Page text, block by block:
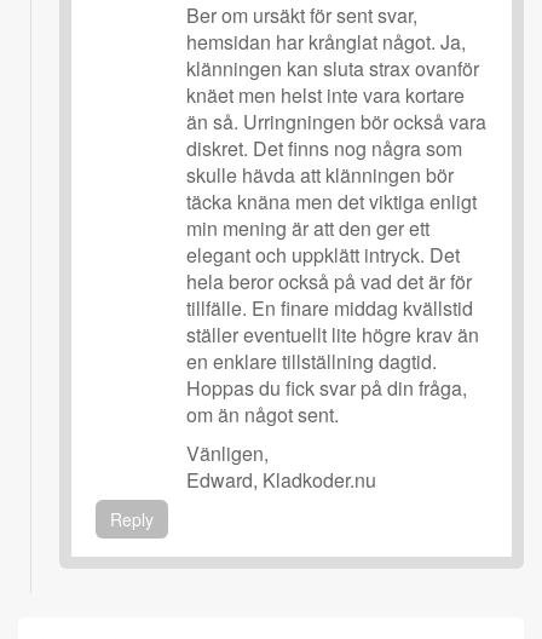
Ber om ursäkt för sent svar,
hemsidan har krånglat något. Ja,
klänningen kan sluta strax ovanför
knäet men helst inte vara kortare
än så. Urringningen bör också vara
diskret. Det finns nog några som
skulle hävda att klänningen bör
täcka knäna men det viktiga enligt
min mening är att den ger ett
elegant och uppklätt intryck. Det
hela beror också på vad det är för
tillfälle. En finare middag kvällstid
ställer eventuellt lite högre krav än
en enklare tillställning dagtid.
Hoppas du fick svar på din fråga,
om än något sent.
Vänligen,
Edward, Kladkoder.nu
Reply